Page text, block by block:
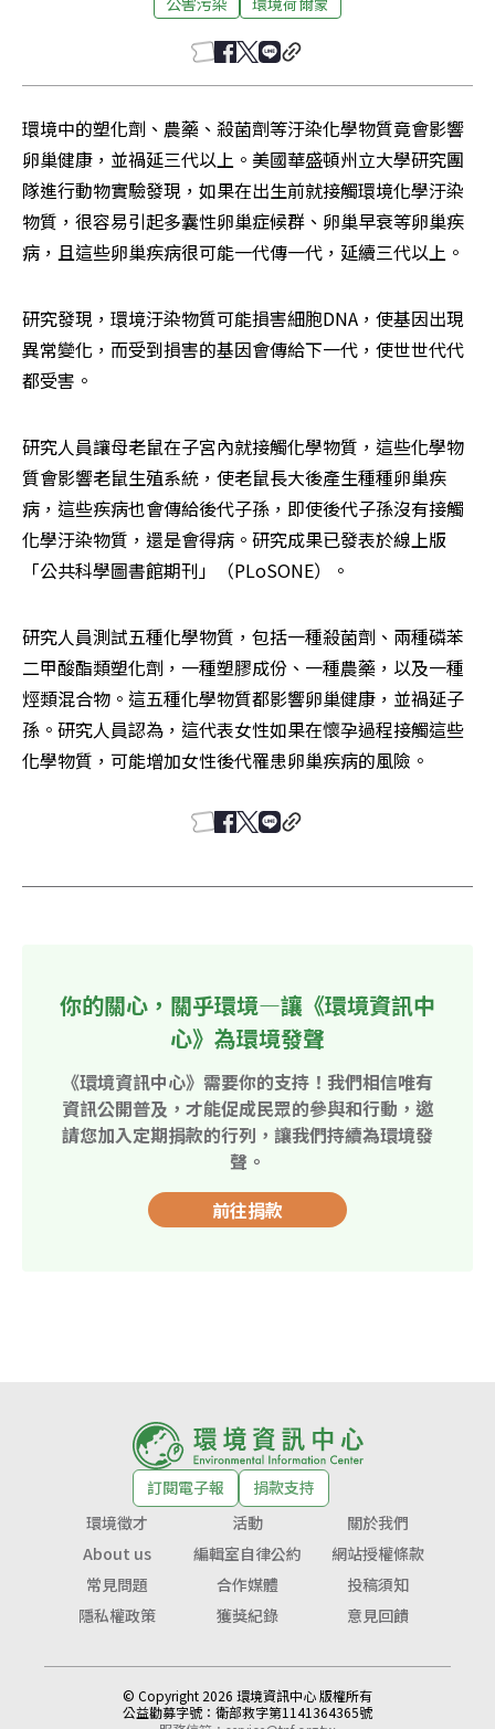
環境中的塑化劑、農藥、殺菌劑等汙染化學物質竟會影響
卵巢健康，並禍延三代以上。美國華盛頓州立大學研究團
隊進行動物實驗發現，如果在出生前就接觸環境化學汙染
物質，很容易引起多囊性卵巢症候群、卵巢早衰等卵巢疾
病，且這些卵巢疾病很可能一代傳一代，延續三代以上。
研究發現，環境汙染物質可能損害細胞DNA，使基因出現
異常變化，而受到損害的基因會傳給下一代，使世世代代
都受害。
研究人員讓母老鼠在子宮內就接觸化學物質，這些化學物
質會影響老鼠生殖系統，使老鼠長大後產生種種卵巢疾
病，這些疾病也會傳給後代子孫，即使後代子孫沒有接觸
化學汙染物質，還是會得病。研究成果已發表於線上版
「公共科學圖書館期刊」（PLoSONE）。
研究人員測試五種化學物質，包括一種殺菌劑、兩種磷苯
二甲酸酯類塑化劑，一種塑膠成份、一種農藥，以及一種
烴類混合物。這五種化學物質都影響卵巢健康，並禍延子
孫。研究人員認為，這代表女性如果在懷孕過程接觸這些
化學物質，可能增加女性後代罹患卵巢疾病的風險。
你的關心，關乎環境—讓《環境資訊中
心》為環境發聲
《環境資訊中心》需要你的支持！我們相信唯有
資訊公開普及，才能促成民眾的參與和行動，邀
請您加入定期捐款的行列，讓我們持續為環境發
聲。
前往捐款
訂閱電子報
捐款支持
環境徵才
活動
關於我們
About us
編輯室自律公約
網站授權條款
常見問題
合作媒體
投稿須知
隱私權政策
獲獎紀錄 意見回饋
© Copyright 2026 環境資訊中心 版權所有
公益勸募字號： 衛部救字第1141364365號